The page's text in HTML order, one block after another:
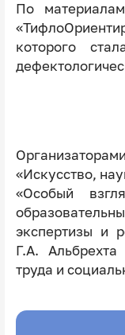
По
которого
«Искусство,
«Особый
экспертизы и
Г.А.
труда и